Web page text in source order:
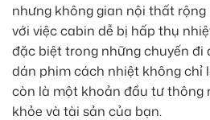
nhưng không gian nội thất
với việc cabin dễ bị hấp thụ
đặc biệt trong những chuyến đi
dán phim cách nhiệt không chỉ
còn là một khoản đầu tư thông
khỏe và tài sản của bạn.